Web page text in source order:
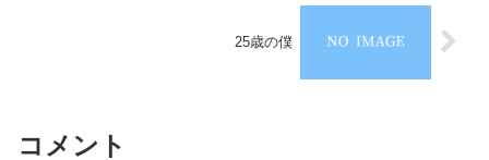
25歳の僕
コメント